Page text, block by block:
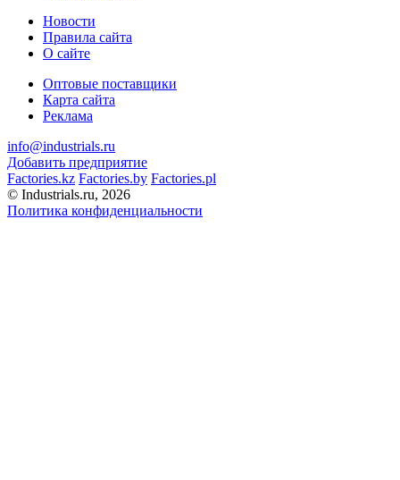
Новости
Правила сайта
О сайте
Оптовые поставщики
Карта сайта
Реклама
info@industrials.ru
Добавить предприятие
Factories.kz Factories.by Factories.pl
© Industrials.ru, 2026
Политика конфиденциальности